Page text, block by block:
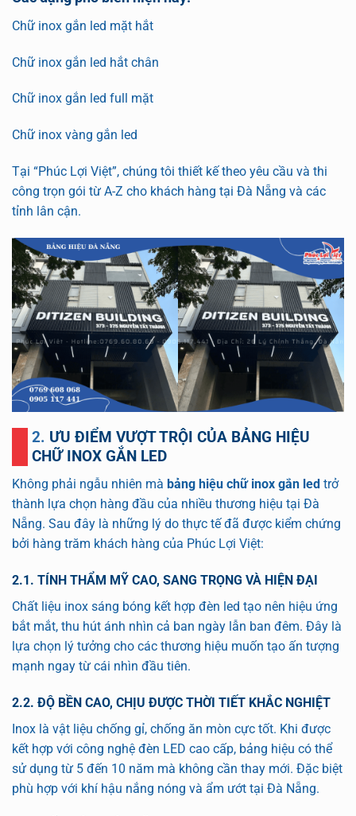
Chữ inox gắn led mặt hắt
Chữ inox gắn led hắt chân
Chữ inox gắn led full mặt
Chữ inox vàng gắn led
Tại “Phúc Lợi Việt”, chúng tôi thiết kế theo yêu cầu và thi
công trọn gói từ A-Z cho khách hàng tại Đà Nẵng và các
tỉnh lân cận.
2. ƯU ĐIỂM VƯỢT TRỘI CỦA BẢNG HIỆU
CHỮ INOX GẮN LED
Không phải ngẫu nhiên mà bảng hiệu chữ inox gắn led trở
thành lựa chọn hàng đầu của nhiều thương hiệu tại Đà
Nẵng. Sau đây là những lý do thực tế đã được kiểm chứng
bởi hàng trăm khách hàng của Phúc Lợi Việt:
2.1. TÍNH THẨM MỸ CAO, SANG TRỌNG VÀ HIỆN ĐẠI
Chất liệu inox sáng bóng kết hợp đèn led tạo nên hiệu ứng
bắt mắt, thu hút ánh nhìn cả ban ngày lẫn ban đêm. Đây là
lựa chọn lý tưởng cho các thương hiệu muốn tạo ấn tượng
mạnh ngay từ cái nhìn đầu tiên.
2.2. ĐỘ BỀN CAO, CHỊU ĐƯỢC THỜI TIẾT KHẮC NGHIỆT
Inox là vật liệu chống gỉ, chống ăn mòn cực tốt. Khi được
kết hợp với công nghệ đèn LED cao cấp, bảng hiệu có thể
sử dụng từ 5 đến 10 năm mà không cần thay mới. Đặc biệt
phù hợp với khí hậu nắng nóng và ẩm ướt tại Đà Nẵng.